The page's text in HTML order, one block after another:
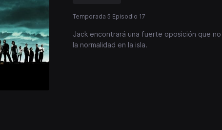
Temporada 5 Episodio 17
Jack encontrará una fuerte oposición que
la normalidad en la isla.